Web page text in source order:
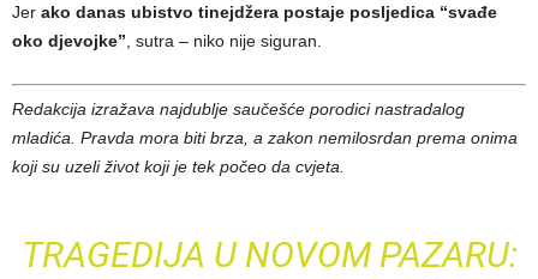
Jer ako danas ubistvo tinejdžera postaje posljedica “svađe
oko djevojke” , sutra – niko nije siguran.
Redakcija izražava najdublje saučešće porodici nastradalog
mladića. Pravda mora biti brza, a zakon nemilosrdan prema onima
koji su uzeli život koji je tek počeo da cvjeta.
TRAGEDIJA U NOVOM PAZARU: